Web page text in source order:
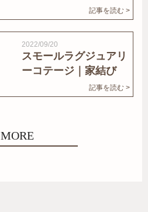
記事を読む >
2022/09/20
スモールラグジュアリ
ーコテージ｜家結び
記事を読む >
MORE